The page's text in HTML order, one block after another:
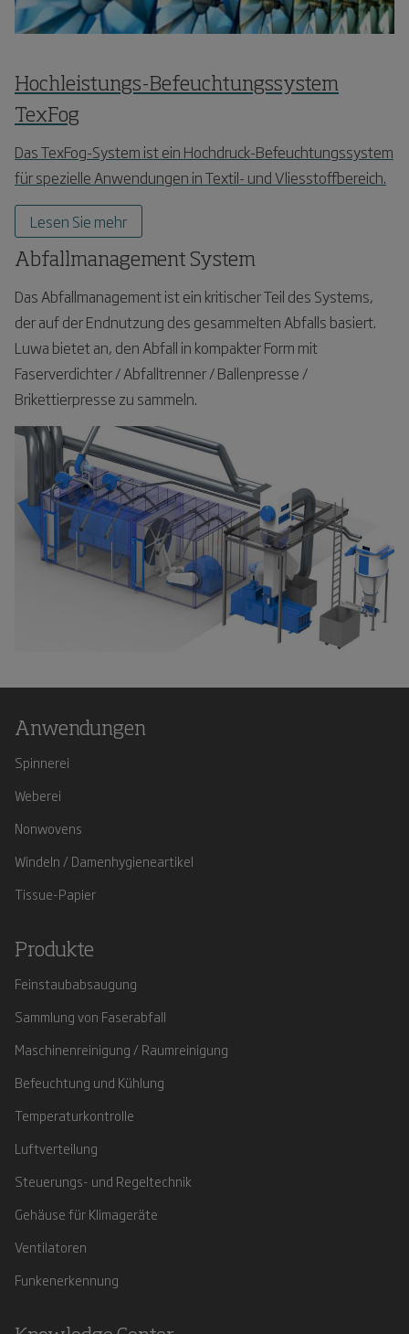
Hochleistungs-Befeuchtungssystem
TexFog
Das TexFog-System ist ein Hochdruck-Befeuchtungssystem
für spezielle Anwendungen in Textil- und Vliesstoffbereich.
Lesen Sie mehr
Abfallmanagement System
Das Abfallmanagement ist ein kritischer Teil des Systems,
der auf der Endnutzung des gesammelten Abfalls basiert.
Luwa bietet an, den Abfall in kompakter Form mit
Faserverdichter / Abfalltrenner / Ballenpresse /
Brikettierpresse zu sammeln.
Anwendungen
Spinnerei
Weberei
Nonwovens
Windeln / Damenhygieneartikel
Tissue-Papier
Produkte
Feinstaubabsaugung
Sammlung von Faserabfall
Maschinenreinigung / Raumreinigung
Befeuchtung und Kühlung
Temperaturkontrolle
Luftverteilung
Steuerungs- und Regeltechnik
Gehäuse für Klimageräte
Ventilatoren
Funkenerkennung